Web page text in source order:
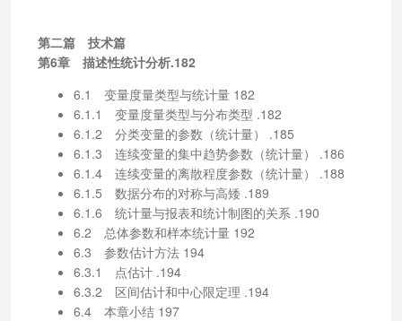
第二篇 技术篇
第6章 描述性统计分析.182
6.1 变量度量类型与统计量 182
6.1.1 变量度量类型与分布类型 .182
6.1.2 分类变量的参数（统计量） .185
6.1.3 连续变量的集中趋势参数（统计量） .186
6.1.4 连续变量的离散程度参数（统计量） .188
6.1.5 数据分布的对称与高矮 .189
6.1.6 统计量与报表和统计制图的关系 .190
6.2 总体参数和样本统计量 192
6.3 参数估计方法 194
6.3.1 点估计 .194
6.3.2 区间估计和中心限定理 .194
6.4 本章小结 197